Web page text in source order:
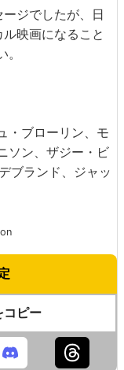
ジでしたが、日
映画になること
・ブローリン、モ
ソン、ザジー・ビ
ブランド、ジャッ
コピー